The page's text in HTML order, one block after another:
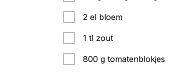
2 el bloem
1 tl zout
800 g tomatenblokjes